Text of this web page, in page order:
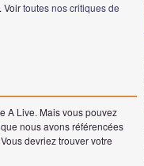
Voirtoutes nos critiques de
A Live. Mais vous pouvez
que nous avons référencées
devriez trouver votre